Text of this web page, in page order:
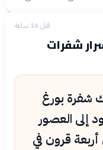
قبل 16 ساعة
شفرات
شفرة بورغ
إلى العصور
قرون في